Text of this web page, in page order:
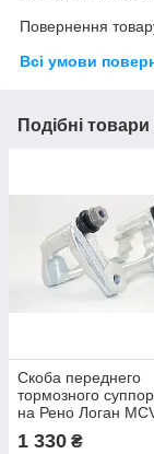
Повернення
Всі умови
Подібні товари
Скоба переднего
тормозного
на Рено Логан
(Германия) —
1 330 ₴